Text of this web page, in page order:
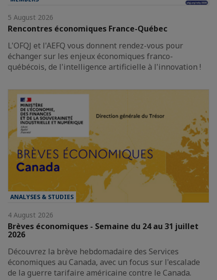
5 August 2026
Rencontres économiques France-Québec
L'OFQJ et l'AEFQ vous donnent rendez-vous pour
échanger sur les enjeux économiques franco-
québécois, de l'intelligence artificielle à l'innovation !
ANALYSES & STUDIES
4 August 2026
Brèves économiques - Semaine du 24 au 31 juillet
2026
Découvrez la brève hebdomadaire des Services
économiques au Canada, avec un focus sur l'escalade
de la guerre tarifaire américaine contre le Canada.